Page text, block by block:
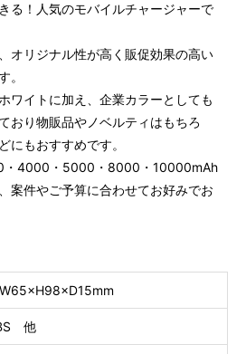
る！人気のモバイルチャージャーで
オリジナル性が高く販促効果の高い
。
ワイトに加え、企業カラーとしても
おり物販品やノベルティはもちろ
にもおすすめです。
・4000・5000・8000・10000mAh
案件やご予算に合わせてお好みでお
他